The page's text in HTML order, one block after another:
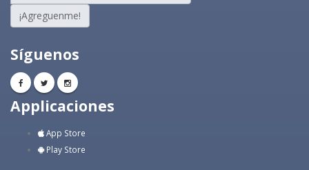
¡Agreguenme!
Síguenos
Applicaciones
App Store
Play Store